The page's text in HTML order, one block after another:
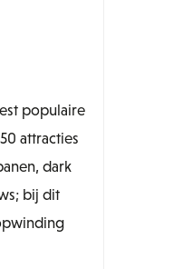
populaire
attracties
dark
bij dit